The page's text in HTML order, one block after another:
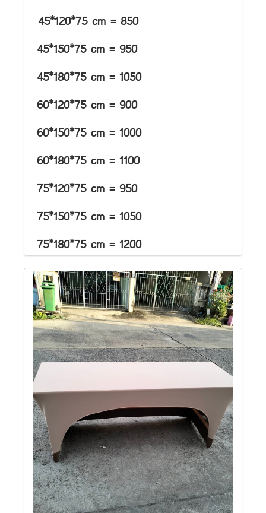
45*120*75 cm = 850
45*150*75 cm = 950
45*180*75 cm = 1050
60*120*75 cm = 900
60*150*75 cm = 1000
60*180*75 cm = 1100
75*120*75 cm = 950
75*150*75 cm = 1050
75*180*75 cm = 1200